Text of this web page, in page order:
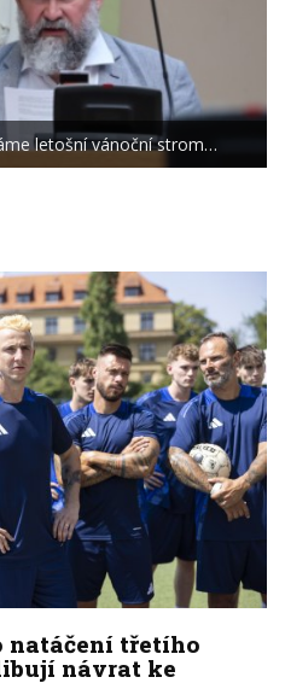
letošní vánoční strom…
natáčení třetího
návrat ke